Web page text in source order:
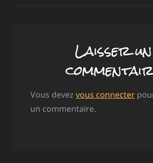
Laisser un
Vous devez vous connecter
un commentaire.